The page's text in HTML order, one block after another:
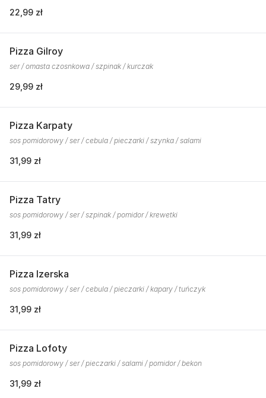
22,99 zł
Pizza Gilroy
ser / omasta czosnkowa / szpinak / kurczak
29,99 zł
Pizza Karpaty
sos pomidorowy / ser / cebula / pieczarki / szynka / salami
31,99 zł
Pizza Tatry
sos pomidorowy / ser / szpinak / pomidor / krewetki
31,99 zł
Pizza Izerska
sos pomidorowy / ser / cebula / pieczarki / kapary / tuńczyk
31,99 zł
Pizza Lofoty
sos pomidorowy / ser / pieczarki / salami / pomidor / bekon
31,99 zł